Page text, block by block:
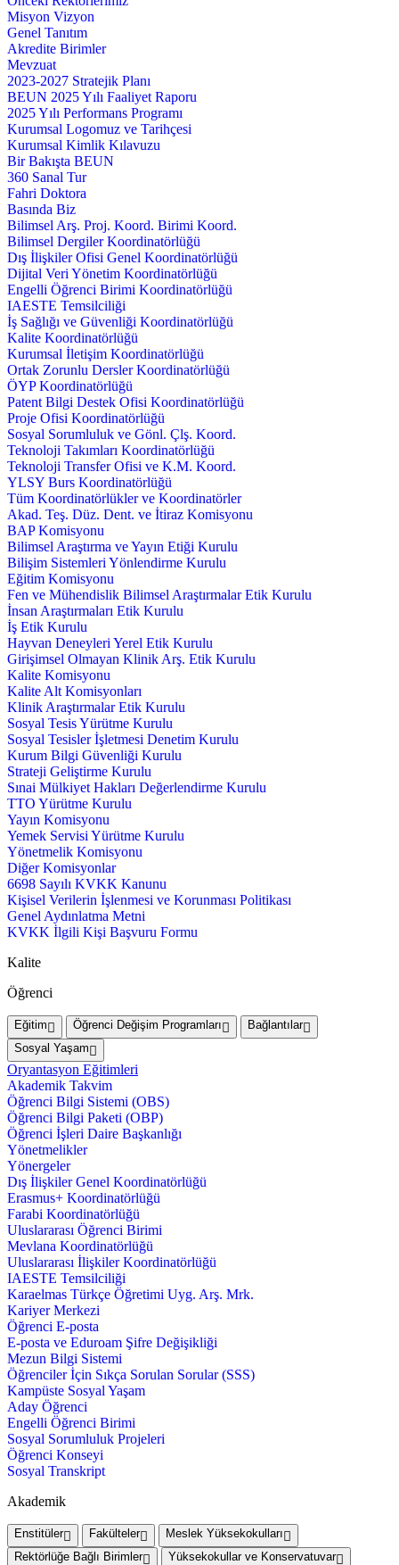
Misyon Vizyon
Genel Tanıtım
Akredite Birimler
Mevzuat
2023-2027 Stratejik Planı
BEUN 2025 Yılı Faaliyet Raporu
2025 Yılı Performans Programı
Kurumsal Logomuz ve Tarihçesi
Kurumsal Kimlik Kılavuzu
Bir Bakışta BEUN
360 Sanal Tur
Fahri Doktora
Basında Biz
Bilimsel Arş. Proj. Koord. Birimi Koord.
Bilimsel Dergiler Koordinatörlüğü
Dış İlişkiler Ofisi Genel Koordinatörlüğü
Dijital Veri Yönetim Koordinatörlüğü
Engelli Öğrenci Birimi Koordinatörlüğü
IAESTE Temsilciliği
İş Sağlığı ve Güvenliği Koordinatörlüğü
Kalite Koordinatörlüğü
Kurumsal İletişim Koordinatörlüğü
Ortak Zorunlu Dersler Koordinatörlüğü
ÖYP Koordinatörlüğü
Patent Bilgi Destek Ofisi Koordinatörlüğü
Proje Ofisi Koordinatörlüğü
Sosyal Sorumluluk ve Gönl. Çlş. Koord.
Teknoloji Takımları Koordinatörlüğü
Teknoloji Transfer Ofisi ve K.M. Koord.
YLSY Burs Koordinatörlüğü
Tüm Koordinatörlükler ve Koordinatörler
Akad. Teş. Düz. Dent. ve İtiraz Komisyonu
BAP Komisyonu
Bilimsel Araştırma ve Yayın Etiği Kurulu
Bilişim Sistemleri Yönlendirme Kurulu
Eğitim Komisyonu
Fen ve Mühendislik Bilimsel Araştırmalar Etik Kurulu
İnsan Araştırmaları Etik Kurulu
İş Etik Kurulu
Hayvan Deneyleri Yerel Etik Kurulu
Girişimsel Olmayan Klinik Arş. Etik Kurulu
Kalite Komisyonu
Kalite Alt Komisyonları
Klinik Araştırmalar Etik Kurulu
Sosyal Tesis Yürütme Kurulu
Sosyal Tesisler İşletmesi Denetim Kurulu
Kurum Bilgi Güvenliği Kurulu
Strateji Geliştirme Kurulu
Sınai Mülkiyet Hakları Değerlendirme Kurulu
TTO Yürütme Kurulu
Yayın Komisyonu
Yemek Servisi Yürütme Kurulu
Yönetmelik Komisyonu
Diğer Komisyonlar
6698 Sayılı KVKK Kanunu
Kişisel Verilerin İşlenmesi ve Korunması Politikası
Genel Aydınlatma Metni
KVKK İlgili Kişi Başvuru Formu
Kalite
Öğrenci
Eğitim Öğrenci Değişim Programları
Bağlantılar
Sosyal Yaşam
Oryantasyon Eğitimleri
Akademik Takvim
Öğrenci Bilgi Sistemi (OBS)
Öğrenci Bilgi Paketi (OBP)
Öğrenci İşleri Daire Başkanlığı
Yönetmelikler
Yönergeler
Dış İlişkiler Genel Koordinatörlüğü
Erasmus+ Koordinatörlüğü
Farabi Koordinatörlüğü
Uluslararası Öğrenci Birimi
Mevlana Koordinatörlüğü
Uluslararası İlişkiler Koordinatörlüğü
IAESTE Temsilciliği
Karaelmas Türkçe Öğretimi Uyg. Arş. Mrk.
Kariyer Merkezi
Öğrenci E-posta
E-posta ve Eduroam Şifre Değişikliği
Mezun Bilgi Sistemi
Öğrenciler İçin Sıkça Sorulan Sorular (SSS)
Kampüste Sosyal Yaşam
Aday Öğrenci
Engelli Öğrenci Birimi
Sosyal Sorumluluk Projeleri
Öğrenci Konseyi
Sosyal Transkript
Akademik
Enstitüler Fakülteler
Meslek Yüksekokulları
Rektörlüğe Bağlı Birimler
Yüksekokullar ve Konservatuvar